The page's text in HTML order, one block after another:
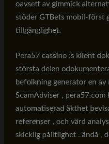
oavsett av gimmick
stöder GTBets mobil-först
tillgänglighet.
Pera57 cassino :s klient
största delen
befolkning generator en av
ScamAdviser , pera57.com
automatiserad äkthet
referenser , och värd
skicklig pålitlighet . ändå ,